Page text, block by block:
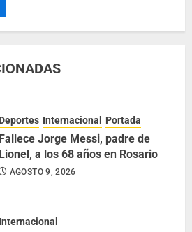
Deportes Internacional Portada
Fallece Jorge Messi, padre de
Lionel, a los 68 años en Rosario
AGOSTO 9, 2026
Internacional